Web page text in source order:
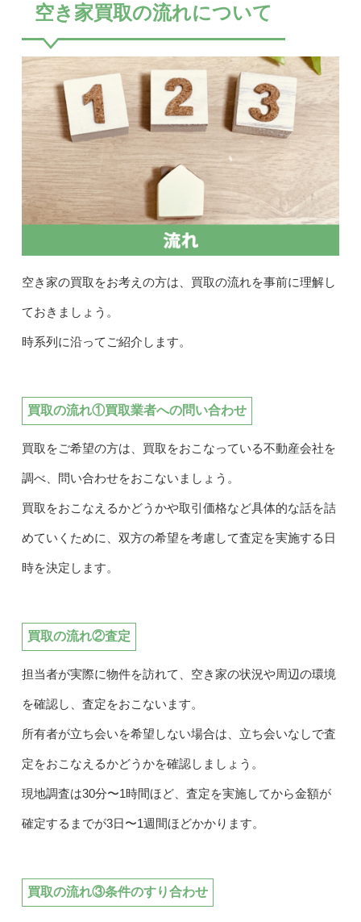
空き家買取の流れについて
空き家の買取をお考えの方は、買取の流れを事前に理解し
ておきましょう。
時系列に沿ってご紹介します。
買取の流れ①買取業者への問い合わせ
買取をご希望の方は、買取をおこなっている不動産会社を
調べ、問い合わせをおこないましょう。
買取をおこなえるかどうかや取引価格など具体的な話を詰
めていくために、双方の希望を考慮して査定を実施する日
時を決定します。
買取の流れ②査定
担当者が実際に物件を訪れて、空き家の状況や周辺の環境
を確認し、査定をおこないます。
所有者が立ち会いを希望しない場合は、立ち会いなしで査
定をおこなえるかどうかを確認しましょう。
現地調査は30分〜1時間ほど、査定を実施してから金額が
確定するまでが3日〜1週間ほどかかります。
買取の流れ③条件のすり合わせ